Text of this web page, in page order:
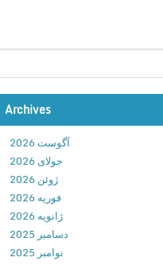
a
t
n
g
A
p
p
s
3
.
Archives
آگوست 2026
جولای 2026
ژوئن 2026
فوریه 2026
ژانویه 2026
دسامبر 2025
نوامبر 2025